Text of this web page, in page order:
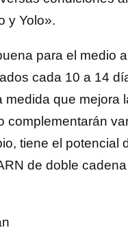
y Yolo».
para el medio
cada 10 a 14
que mejora
tiene el potencial
de doble